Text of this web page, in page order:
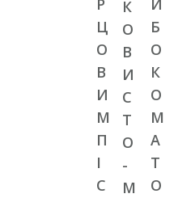
Р
Ц
О
В
И
М
П
І
С
К
О
В
И
С
Т
О
-
М
И
Б
О
К
О
М
А
Т
О